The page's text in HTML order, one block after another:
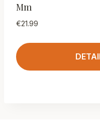
Mm
€21.99